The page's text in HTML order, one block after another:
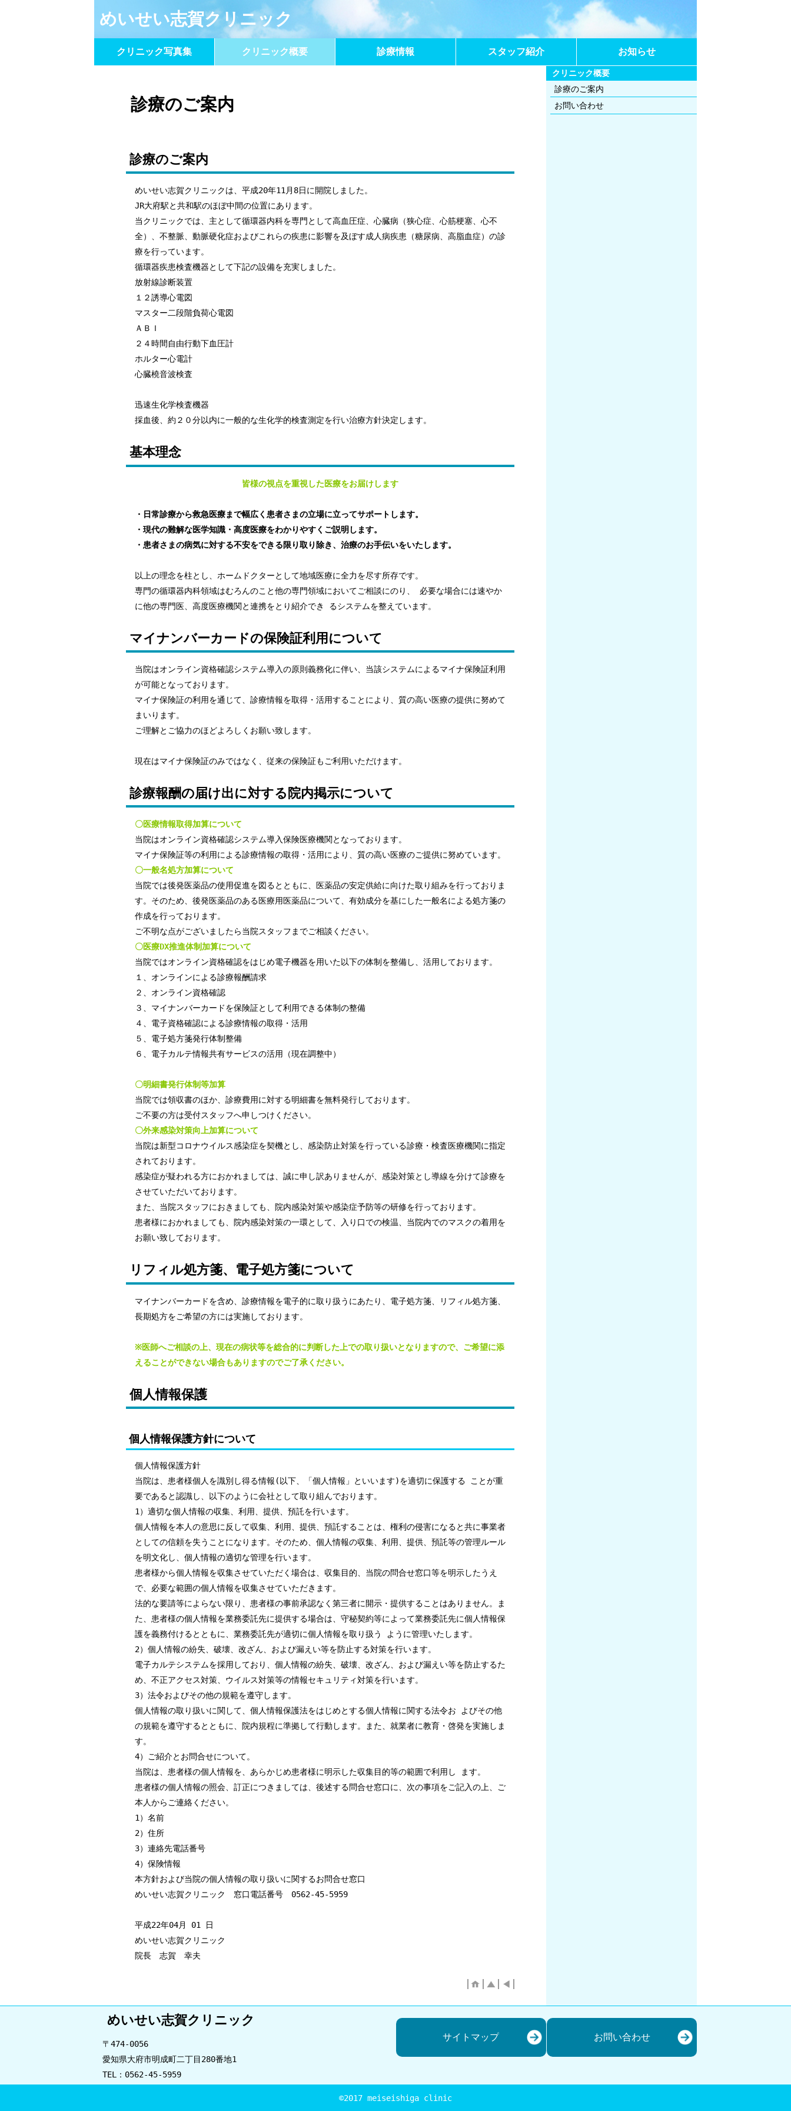
めいせい志賀クリニック
クリニック写真集 クリニック概要 診療情報 スタッフ紹介 お知らせ
診療のご案内
診療のご案内
めいせい志賀クリニックは、平成20年11月8日に開院しました。
JR大府駅と共和駅のほぼ中間の位置にあります。
当クリニックでは、主として循環器内科を専門として高血圧症、心臓病（狭心症、心筋梗塞、心不
全）、不整脈、動脈硬化症およびこれらの疾患に影響を及ぼす成人病疾患（糖尿病、高脂血症）の診
療を行っています。
循環器疾患検査機器として下記の設備を充実しました。
放射線診断装置
１２誘導心電図
マスター二段階負荷心電図
ＡＢＩ
２４時間自由行動下血圧計
ホルター心電計
心臓橈音波検査
迅速生化学検査機器
採血後、約２０分以内に一般的な生化学的検査測定を行い治療方針決定します。
基本理念
皆様の視点を重視した医療をお届けします
・日常診療から救急医療まで幅広く患者さまの立場に立ってサポートします。
・現代の難解な医学知識・高度医療をわかりやすくご説明します。
・患者さまの病気に対する不安をできる限り取り除き、治療のお手伝いをいたします。
以上の理念を柱とし、ホームドクターとして地域医療に全力を尽す所存です。
専門の循環器内科領域はむろんのこと他の専門領域においてご相談にのり、 必要な場合には速やか
に他の専門医、高度医療機関と連携をとり紹介でき るシステムを整えています。
マイナンバーカードの保険証利用について
当院はオンライン資格確認システム導入の原則義務化に伴い、当該システムによるマイナ保険証利用
が可能となっております。
マイナ保険証の利用を通じて、診療情報を取得・活用することにより、質の高い医療の提供に努めて
まいります。
ご理解とご協力のほどよろしくお願い致します。
現在はマイナ保険証のみではなく、従来の保険証もご利用いただけます。
診療報酬の届け出に対する院内掲示について
〇医療情報取得加算について
当院はオンライン資格確認システム導入保険医療機関となっております。
マイナ保険証等の利用による診療情報の取得・活用により、質の高い医療のご提供に努めています。
〇一般名処方加算について
当院では後発医薬品の使用促進を図るとともに、医薬品の安定供給に向けた取り組みを行っておりま
す。そのため、後発医薬品のある医療用医薬品について、有効成分を基にした一般名による処方箋の
作成を行っております。
ご不明な点がございましたら当院スタッフまでご相談ください。
〇医療DX推進体制加算について
当院ではオンライン資格確認をはじめ電子機器を用いた以下の体制を整備し、活用しております。
１、オンラインによる診療報酬請求
２、オンライン資格確認
３、マイナンバーカードを保険証として利用できる体制の整備
４、電子資格確認による診療情報の取得・活用
５、電子処方箋発行体制整備
６、電子カルテ情報共有サービスの活用（現在調整中）
〇明細書発行体制等加算
当院では領収書のほか、診療費用に対する明細書を無料発行しております。
ご不要の方は受付スタッフへ申しつけください。
〇外来感染対策向上加算について
当院は新型コロナウイルス感染症を契機とし、感染防止対策を行っている診療・検査医療機関に指定
されております。
感染症が疑われる方におかれましては、誠に申し訳ありませんが、感染対策とし導線を分けて診療を
させていただいております。
また、当院スタッフにおきましても、院内感染対策や感染症予防等の研修を行っております。
患者様におかれましても、院内感染対策の一環として、入り口での検温、当院内でのマスクの着用を
お願い致しております。
リフィル処方箋、電子処方箋について
マイナンバーカードを含め、診療情報を電子的に取り扱うにあたり、電子処方箋、リフィル処方箋、
長期処方をご希望の方には実施しております。
※医師へご相談の上、現在の病状等を総合的に判断した上での取り扱いとなりますので、ご希望に添
えることができない場合もありますのでご了承ください。
個人情報保護
個人情報保護方針について
個人情報保護方針
当院は、患者様個人を識別し得る情報(以下、「個人情報」といいます)を適切に保護する ことが重
要であると認識し、以下のように会社として取り組んでおります。
1）適切な個人情報の収集、利用、提供、預託を行います。
個人情報を本人の意思に反して収集、利用、提供、預託することは、権利の侵害になると共に事業者
としての信頼を失うことになります。そのため、個人情報の収集、利用、提供、預託等の管理ルール
を明文化し、個人情報の適切な管理を行います。
患者様から個人情報を収集させていただく場合は、収集目的、当院の問合せ窓口等を明示したうえ
で、必要な範囲の個人情報を収集させていただきます。
法的な要請等によらない限り、患者様の事前承認なく第三者に開示・提供することはありません。ま
た、患者様の個人情報を業務委託先に提供する場合は、守秘契約等によって業務委託先に個人情報保
護を義務付けるとともに、業務委託先が適切に個人情報を取り扱う ように管理いたします。
2）個人情報の紛失、破壊、改ざん、および漏えい等を防止する対策を行います。
電子カルテシステムを採用しており、個人情報の紛失、破壊、改ざん、および漏えい等を防止するた
め、不正アクセス対策、ウイルス対策等の情報セキュリティ対策を行います。
3）法令およびその他の規範を遵守します。
個人情報の取り扱いに関して、個人情報保護法をはじめとする個人情報に関する法令お よびその他
の規範を遵守するとともに、院内規程に準拠して行動します。また、就業者に教育・啓発を実施しま
す。
4）ご紹介とお問合せについて。
当院は、患者様の個人情報を、あらかじめ患者様に明示した収集目的等の範囲で利用し ます。
患者様の個人情報の照会、訂正につきましては、後述する問合せ窓口に、次の事項をご記入の上、ご
本人からご連絡ください。
1）名前
2）住所
3）連絡先電話番号
4）保険情報
本方針および当院の個人情報の取り扱いに関するお問合せ窓口
めいせい志賀クリニック 窓口電話番号 0562-45-5959
平成22年04月 01 日
めいせい志賀クリニック
院長 志賀 幸夫
クリニック概要
診療のご案内
お問い合わせ
めいせい志賀クリニック
〒474-0056
愛知県大府市明成町二丁目280番地1
TEL：0562-45-5959
サイトマップ お問い合わせ
©2017 meiseishiga clinic